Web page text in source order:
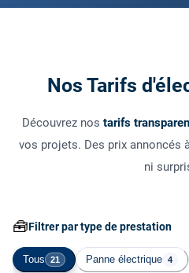
Nos Tarifs
Découvrez nos tarifs
vos projets. Des prix annoncés
ni
🧰Filtrer par type de prestation
Tous 21 Panne électrique 4